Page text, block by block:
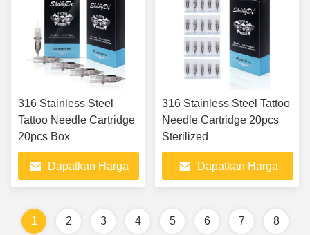
316 Stainless Steel
Tattoo Needle Cartridge
20pcs Box
Dapatkan Harga
316 Stainless Steel Tattoo
Needle Cartridge 20pcs
Sterilized
Dapatkan Harga
1 2 3 4 5 6 7 8